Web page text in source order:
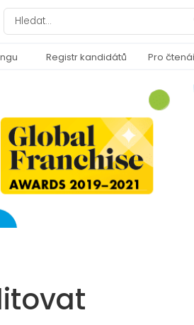
Registr kandidátů Pro